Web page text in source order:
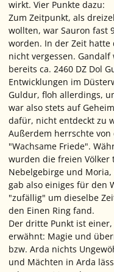
wirkt. Vier Punkte dazu:
Zum Zeitpunkt, als
wollten, war Sauron fast
worden. In der Zeit hatte
nicht vergessen.
bereits ca. 2460 DZ Dol
Entwicklungen im
Guldur, floh allerdings,
war also stets auf
dafür, nicht entdeckt zu
Außerdem herrschte von
"Wachsame Friede".
wurden die freien Völker
Nebelgebirge und
gab also einiges für den
"zufällig" um dieselbe
den Einen Ring fand.
Der dritte Punkt ist
erwähnt: Magie und
bzw. Arda nichts
und Mächten in Arda